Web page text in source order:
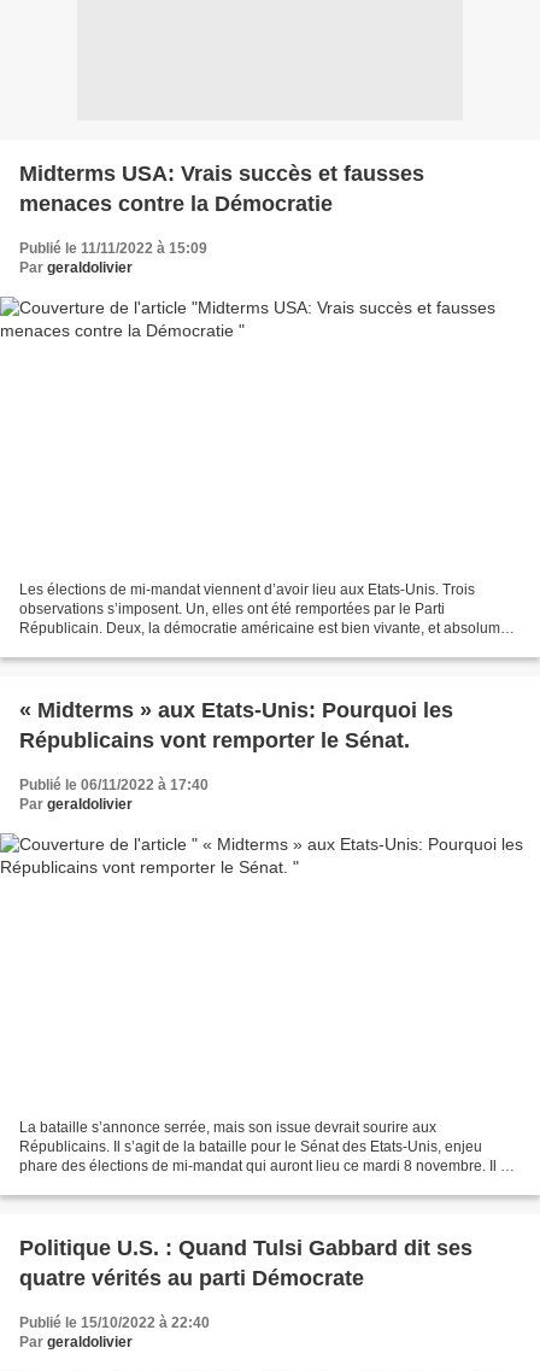
Midterms USA: Vrais succès et fausses
menaces contre la Démocratie
Publié le 11/11/2022 à 15:09
Par geraldolivier
Les élections de mi-mandat viennent d’avoir lieu aux Etats-Unis. Trois
observations s’imposent. Un, elles ont été remportées par le Parti
Républicain. Deux, la démocratie américaine est bien vivante, et absolument
« Midterms » aux Etats-Unis: Pourquoi les
Républicains vont remporter le Sénat.
Publié le 06/11/2022 à 17:40
Par geraldolivier
La bataille s’annonce serrée, mais son issue devrait sourire aux
Républicains. Il s’agit de la bataille pour le Sénat des Etats-Unis, enjeu
phare des élections de mi-mandat qui auront lieu ce mardi 8 novembre. Il est
Politique U.S. : Quand Tulsi Gabbard dit ses
quatre vérités au parti Démocrate
Publié le 15/10/2022 à 22:40
Par geraldolivier